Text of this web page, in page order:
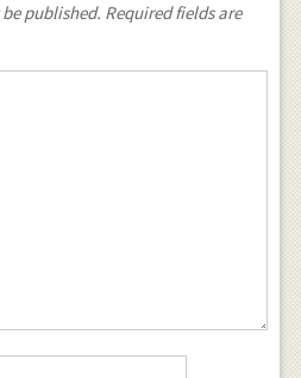
published. Required fields are